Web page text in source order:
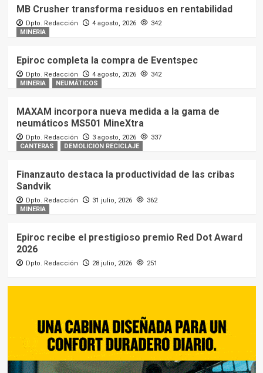
MB Crusher transforma residuos en rentabilidad
Dpto. Redacción 4 agosto, 2026
342
MINERIA
Epiroc completa la compra de Eventspec
Dpto. Redacción 4 agosto, 2026
342
MINERIA
NEUMÁTICOS
MAXAM incorpora nueva medida a la gama de
neumáticos MS501 MineXtra
Dpto. Redacción 3 agosto, 2026
337
CANTERAS
DEMOLICION RECICLAJE
Finanzauto destaca la productividad de las cribas
Sandvik
Dpto. Redacción 31 julio, 2026
362
MINERIA
Epiroc recibe el prestigioso premio Red Dot Award
2026
Dpto. Redacción 28 julio, 2026 251